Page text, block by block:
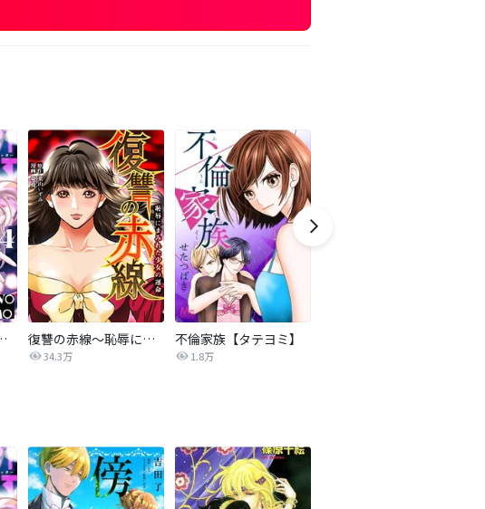
ッター 復讐の赤線～恥辱にまみれた少女の運命～【タテヨミ】
34.3万
不倫家族【タテヨミ】
1.8万